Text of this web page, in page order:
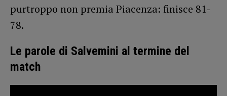
purtroppo non premia Piacenza: finisce 81-
78.
Le parole di Salvemini al termine del
match